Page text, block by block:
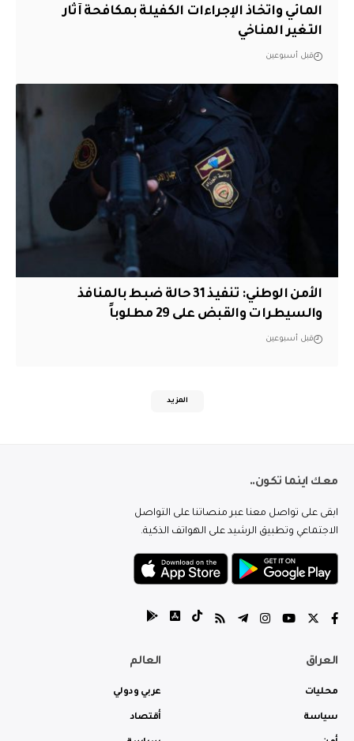
المائي واتخاذ الإجراءات الكفيلة بمكافحة آثار
التغير المناخي
قبل أسبوعين
الأمن الوطني: تنفيذ 31 حالة ضبط بالمنافذ
والسيطرات والقبض على 29 مطلوباً
قبل أسبوعين
المزيد
معك اينما تكون..
ابقى على تواصل معنا عبر منصاتنا على التواصل
الاجتماعي وتطبيق الرشيد على الهواتف الذكية.
العراق
محليات
سياسة
العالم
عربي ودولي
أقتصاد